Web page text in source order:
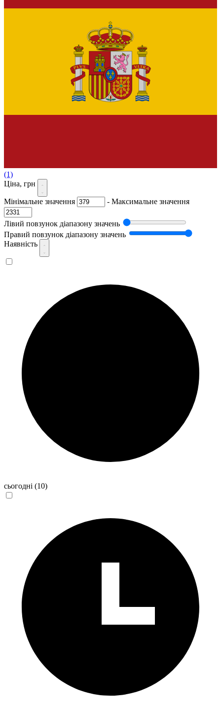
(1)
Ціна, грн
Мінімальне значення - Максимальне значення
Лівий повзунок діапазону значень
Правий повзунок діапазону значень
Наявність
сьогодні (10)